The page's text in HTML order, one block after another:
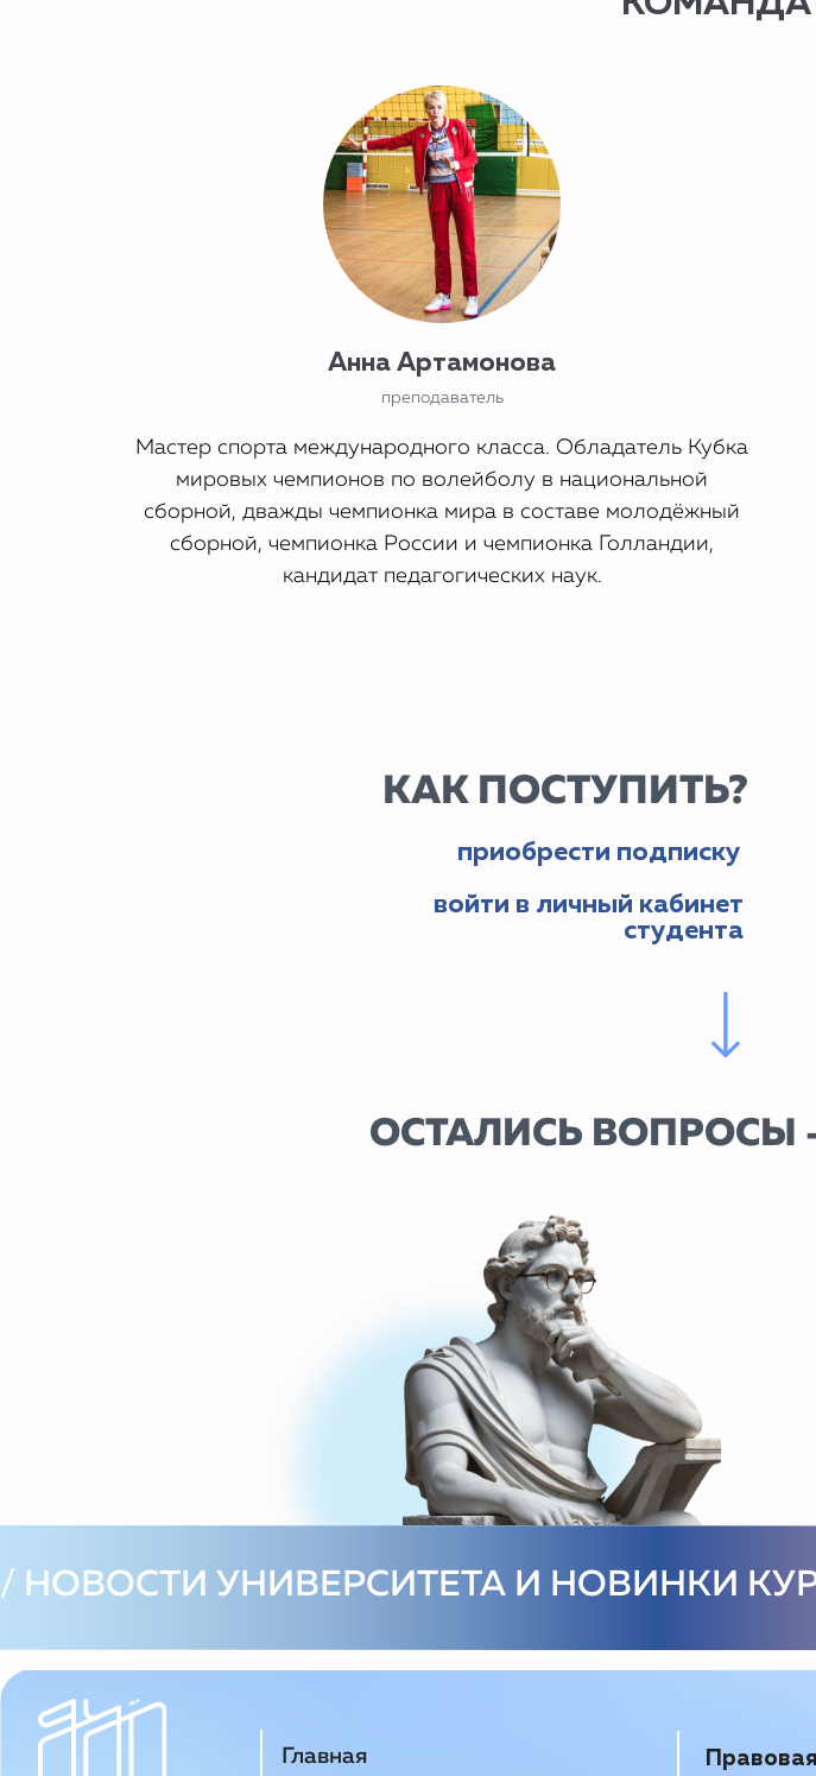
Анна Артамонова
преподаватель
Мастер спорта международного класса. Обладатель Кубка
мировых чемпионов по волейболу в национальной
сборной, дважды чемпионка мира в составе молодёжный
сборной, чемпионка России и чемпионка Голландии,
кандидат педагогических наук.
КАК ПОСТУПИТЬ?
приобрести подписку
ОСТАЛИСЬ ВОПРОСЫ -
Библиотека курсов
Лига Событий Главный кампус
Лицензия
Аккредитация
Образец договора
Образец заявления
Контакты